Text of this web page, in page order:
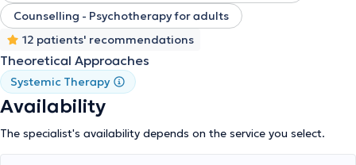
Counselling - Psychotherapy for adults
12 patients' recommendations
Theoretical Approaches
Systemic Therapy
Availability
The specialist's availability depends on the service you select.